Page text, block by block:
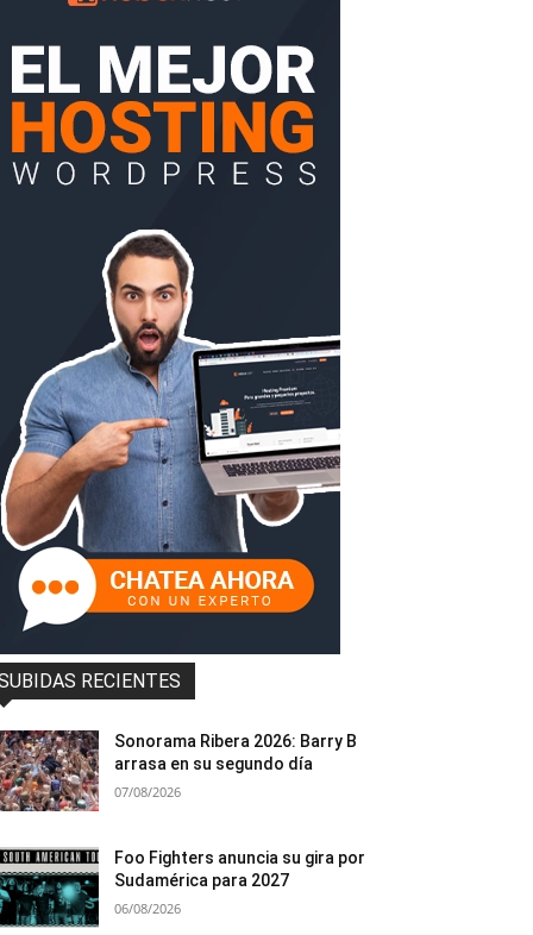
RECIENTES
Sonorama Ribera 2026: Barry B
arrasa en su segundo día
07/08/2026
Foo Fighters anuncia su gira por
Sudamérica para 2027
06/08/2026